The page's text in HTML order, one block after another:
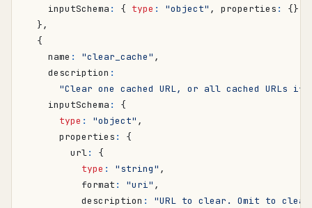
inputSchema : { type : "object" , properties : {}
},
{
name : "clear_cache" ,
description :
"Clear one cached URL, or all cached URLs if
inputSchema :
{
type : "object" ,
properties :
{
url:
{
type : "string" ,
format : "uri" ,
description :
"URL to clear. Omit to